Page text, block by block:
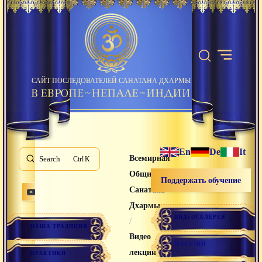
САЙТ ПОСЛЕДОВАТЕЛЕЙ САНАТАНА ДХАРМЫ
Search K
НАША ТРАДИЦИЯ
ПРАКТИКИ
Всемирная
Община
Санатана
Дхармы
/
Видео
лекции
En De It
Поддержать обучение
ВИДЕОГАЛЕРЕЯ
МАГАЗИН